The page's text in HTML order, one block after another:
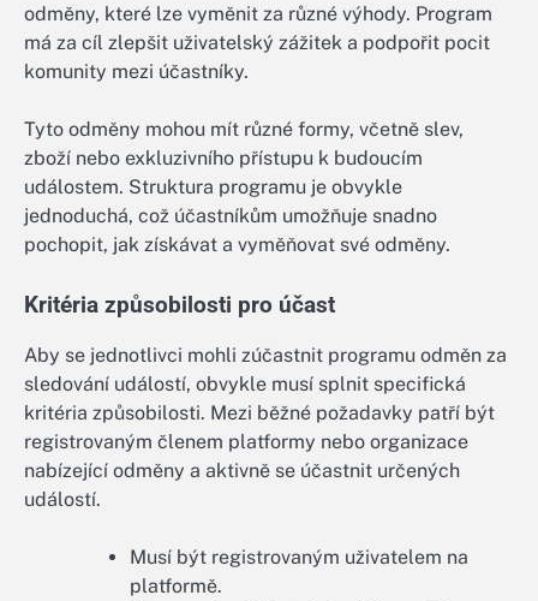
odměny, které lze vyměnit za různé výhody. Program
má za cíl zlepšit uživatelský zážitek a podpořit pocit
komunity mezi účastníky.
Tyto odměny mohou mít různé formy, včetně slev,
zboží nebo exkluzivního přístupu k budoucím
událostem. Struktura programu je obvykle
jednoduchá, což účastníkům umožňuje snadno
pochopit, jak získávat a vyměňovat své odměny.
Kritéria způsobilosti pro účast
Aby se jednotlivci mohli zúčastnit programu odměn za
sledování událostí, obvykle musí splnit specifická
kritéria způsobilosti. Mezi běžné požadavky patří být
registrovaným členem platformy nebo organizace
nabízející odměny a aktivně se účastnit určených
událostí.
Musí být registrovaným uživatelem na
platformě.